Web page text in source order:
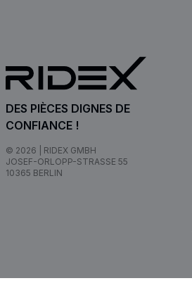
DES PIÈCES DIGNES DE
CONFIANCE !
© 2026 | RIDEX GMBH
JOSEF-ORLOPP-STRASSE 55
10365 BERLIN